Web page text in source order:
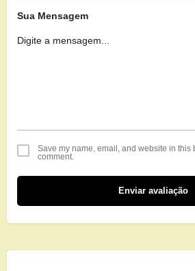
Sua Mensagem
Save my name, email, and website in this
comment.
Enviar avaliação